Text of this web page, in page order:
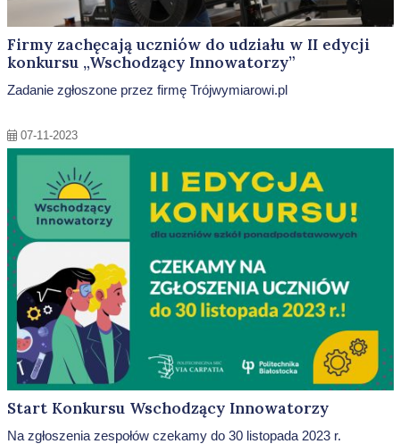
Firmy zachęcają uczniów do udziału w II edycji
konkursu „Wschodzący Innowatorzy”
Zadanie zgłoszone przez firmę Trójwymiarowi.pl
07-11-2023
Start Konkursu Wschodzący Innowatorzy
Na zgłoszenia zespołów czekamy do 30 listopada 2023 r.